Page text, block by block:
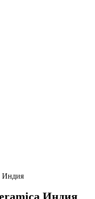
Индия
Индия